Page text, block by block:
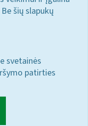
šių slapukų
svetainės
patirties